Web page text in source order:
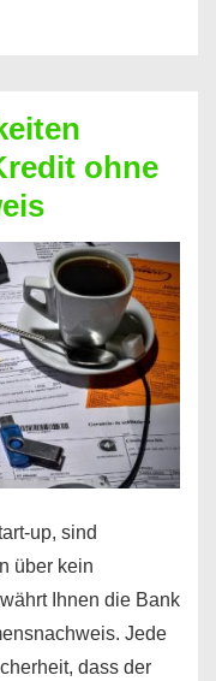
ohne
up, sind
über kein
Ihnen die Bank
Jede
dass der